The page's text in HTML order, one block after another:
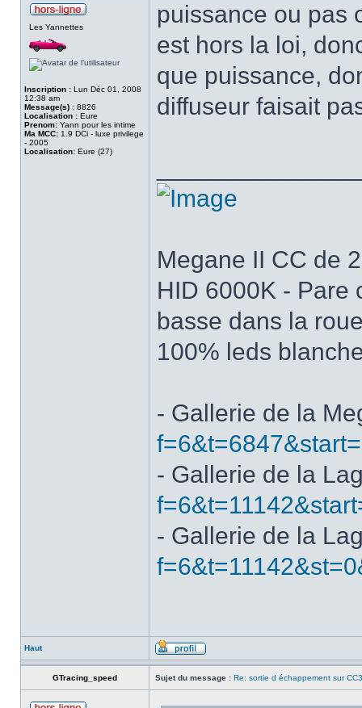
Les Yannettes
Inscription : Lun Déc 01, 2008
12:38 am
Message(s) : 8826
Localisation : Eure
Prenom: Yann pour les intime
Ma MCC: 1.9 DCi - luxe privilege
- 2005
Localisation: Eure (27)
puissance ou pas
est hors la loi,
que puissance,
diffuseur faisait
Megane II CC de
HID 6000K - Pare
basse dans la
100% leds
- Gallerie de la
- Gallerie de la
- Gallerie de la
Haut
GTracing_speed Sujet du message : Re: sortie d échappement sur